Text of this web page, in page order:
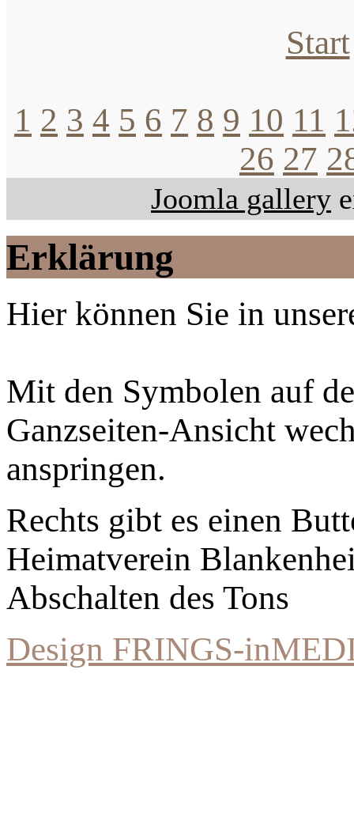
Start
1 2 3 4 5 6 7 8 9 10 11
26 27
Joomla gallery
Erklärung
Hier können Sie in
Mit den Symbolen auf
Ganzseiten-Ansicht
anspringen.
Rechts gibt es einen
Heimatverein
Abschalten des Tons
Design FRINGS-